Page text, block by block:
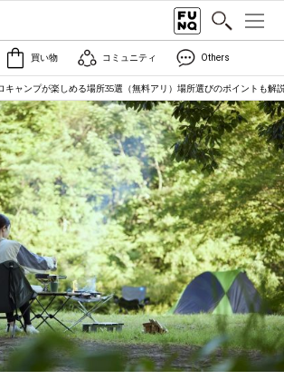
買い物 コミュニティ Others
キャンプが楽しめる場所35選（無料アリ）場所選びのポイントも解